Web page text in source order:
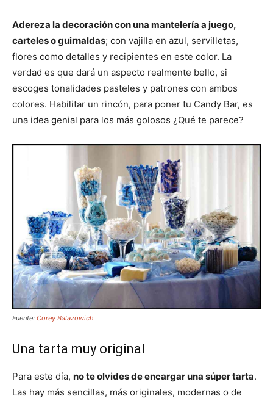
Adereza la decoración con una mantelería a juego,
carteles o guirnaldas; con vajilla en azul, servilletas,
flores como detalles y recipientes en este color. La
verdad es que dará un aspecto realmente bello, si
escoges tonalidades pasteles y patrones con ambos
colores. Habilitar un rincón, para poner tu Candy Bar, es
una idea genial para los más golosos ¿Qué te parece?
Fuente: Corey Balazowich
Una tarta muy original
Para este día, no te olvides de encargar una súper tarta.
Las hay más sencillas, más originales, modernas o de